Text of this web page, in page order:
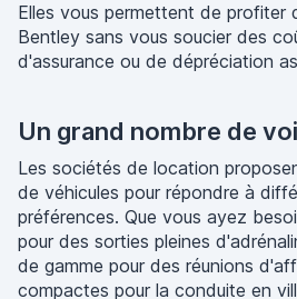
Elles vous permettent de profiter
Bentley sans vous soucier des
d'assurance ou de dépréciation
Un grand nombre de
Les sociétés de location
de véhicules pour répondre à
préférences. Que vous ayez
pour des sorties pleines
de gamme pour des réunions
compactes pour la conduite en